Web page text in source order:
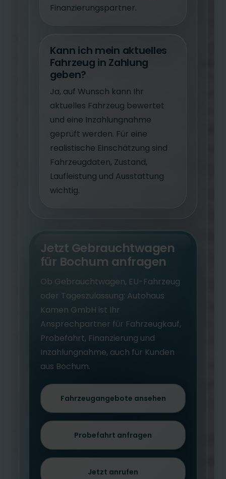
Finanzierungspartner.
Kann ich mein aktuelles
Fahrzeug in Zahlung
geben?
Ja, auf Wunsch kann Ihr
aktuelles Fahrzeug bewertet
und eine Inzahlungnahme
geprüft werden. Für eine
realistische Einschätzung sind
Fahrzeugdaten, Zustand,
Laufleistung und Ausstattung
wichtig.
Jetzt Gebrauchtwagen
für Bochum anfragen
Ob Gebrauchtwagen, EU-Fahrzeug
oder Tageszulassung: Autohaus
Kamen GmbH ist Ihr
Ansprechpartner für Fahrzeugkauf,
Probefahrt, Finanzierung und
Inzahlungnahme, auch für Kunden
aus Bochum.
Fahrzeugangebote ansehen
Probefahrt anfragen
Jetzt anrufen